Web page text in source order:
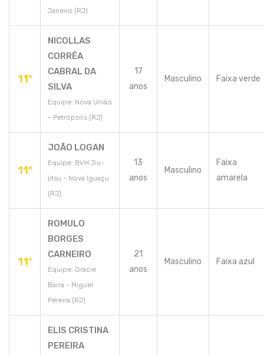
Janeiro (RJ)
11º
NICOLLAS
CORRÊA
CABRAL DA
SILVA
Equipe: Nova União
- Petrópolis (RJ)
17
anos
Masculino Faixa verde
11º
JOÃO LOGAN
Equipe: BVH Jiu-
jitsu - Nova Iguaçu
(RJ)
13
anos
Masculino
Faixa
amarela
11º
ROMULO
BORGES
CARNEIRO
Equipe: Gracie
Barra - Miguel
Pereira (RJ)
21
anos
Masculino Faixa azul
ELIS CRISTINA
PEREIRA